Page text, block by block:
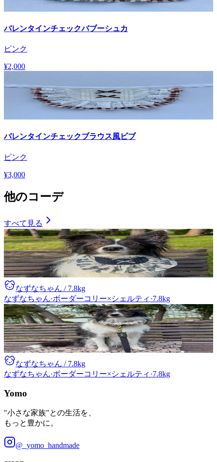
バレンタインチェックバブーシュカ
ピンク
¥2,000
バレンタインチェックブラウス風ビブ
ピンク
¥3,000
他のコーデ
すべて見る
なずなちゃん / 7.8kg
なずなちゃん·ボーダーコリー×シェルティ ·7.8kg
なずなちゃん / 7.8kg
なずなちゃん·ボーダーコリー×シェルティ ·7.8kg
Yomo
"小さな家族"との生活を、
もっと豊かに。
@_yomo_handmade